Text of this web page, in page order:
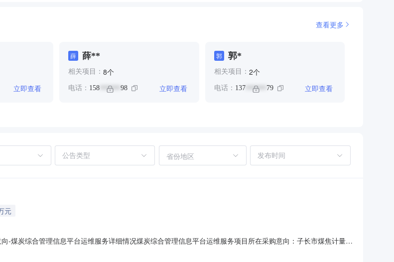
查看更多
立即查看
薛 薛**
相关项目： 8个
电话： 158 ****** 98 立即查看
郭 郭*
相关项目： 2个
电话： 137 ****** 79 立即查看
省份地区
元
-煤炭综合管理信息平台运维服务详细情况煤炭综合管理信息平台运维服务项目所在采购意向：子长市煤焦计量收